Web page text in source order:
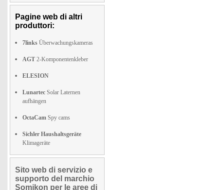
Pagine web di altri
produttori:
7links Überwachungskameras
AGT 2-Komponentenkleber
ELESION
Lunartec Solar Laternen
aufhängen
OctaCam Spy cams
Sichler Haushaltsgeräte
Klimageräte
Sito web di servizio e
supporto del marchio
Somikon per le aree di